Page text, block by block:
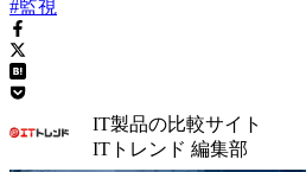
#監視
IT製品の比較サイト
ITトレンド 編集部